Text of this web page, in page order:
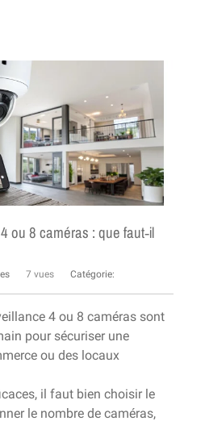
ou 8 caméras : que faut‑il
7 vues Catégorie:
4 ou 8 caméras sont
pour sécuriser une
ou des locaux
il faut bien choisir le
le nombre de caméras,